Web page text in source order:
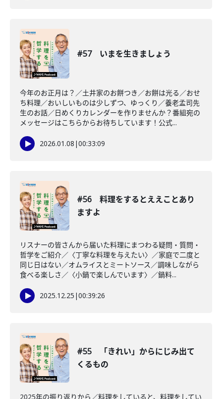
#57 いまを生きましょう
今年のお正月は？／土井家のお餅つき／お餅は光る／おせ
ち料理／おいしいものは少しずつ、ゆっくり／養老孟司先
生のお話／日めくりカレンダーを作りませんか？番組宛の
メッセージはこちらからお待ちしています！公式...
2026.01.08 |00:33:09
#56 料理をするとええことあり
ますよ
リスナーの皆さんから届いた料理にまつわる疑問・質問・
哲学をご紹介／〈丁寧な料理を与えたい〉／家庭で二度と
同じ日はない／オムライスとミートソース／調味しながら
食べる楽しさ／〈小鍋で楽しんでいます〉／鍋料...
2025.12.25 |00:39:26
#55 「きれい」からにじみ出て
くるもの
2025年の振り返りから／料理をしていると、料理をしてい